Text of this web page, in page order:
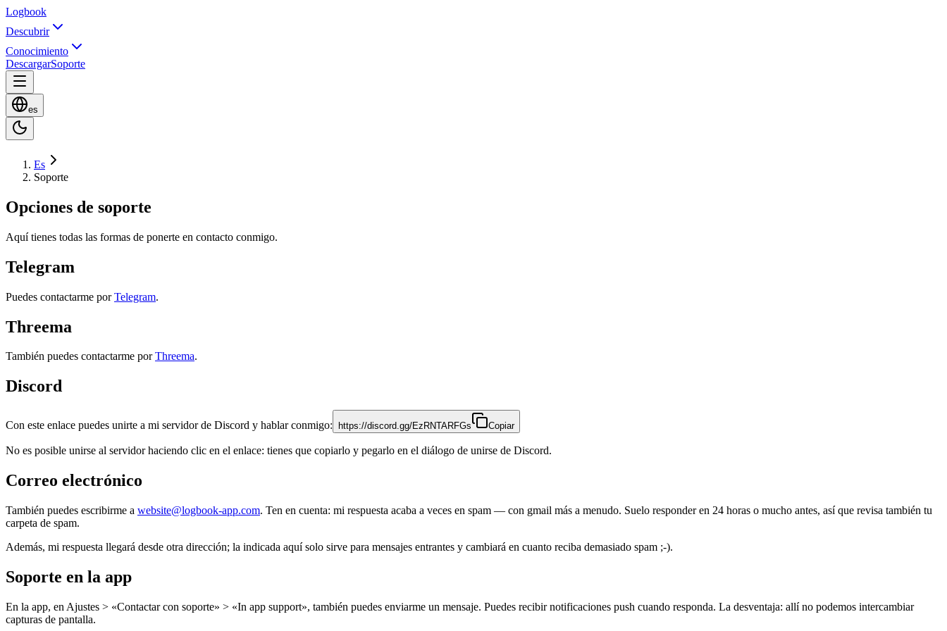
Logbook
Descubrir
Conocimiento
DescargarSoporte
es
Es
Soporte
Opciones de soporte
Aquí tienes todas las formas de ponerte en contacto conmigo.
Telegram
Puedes contactarme por Telegram.
Threema
También puedes contactarme por Threema.
Discord
Con este enlace puedes unirte a mi servidor de Discord y hablar conmigo: https://discord.gg/EzRNTARFGs Copiar
No es posible unirse al servidor haciendo clic en el enlace: tienes que copiarlo y pegarlo en el diálogo de unirse de Discord.
Correo electrónico
También puedes escribirme a website@logbook-app.com. Ten en cuenta: mi respuesta acaba a veces en spam — con gmail más a menudo. Suelo responder en 24 horas o mucho antes, así que revisa también tu
carpeta de spam.
Además, mi respuesta llegará desde otra dirección; la indicada aquí solo sirve para mensajes entrantes y cambiará en cuanto reciba demasiado spam ;-).
Soporte en la app
En la app, en Ajustes > «Contactar con soporte» > «In app support», también puedes enviarme un mensaje. Puedes recibir notificaciones push cuando responda. La desventaja: allí no podemos intercambiar
capturas de pantalla.